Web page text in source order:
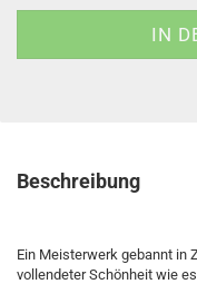
Beschreibung
Ein Meisterwerk gebannt in
vollendeter Schönheit wie